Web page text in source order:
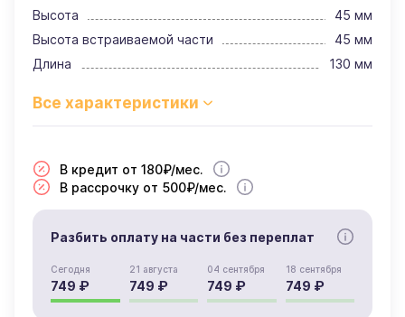
Высота
45 мм
Высота встраиваемой части
45 мм
Длина
130 мм
В кредит от 180₽/мес.
В рассрочку от 500₽/мес.
Разбить оплату на части без переплат
Сегодня
749 ₽
21 августа
749 ₽
04 сентября
749 ₽
18 сентября
749 ₽